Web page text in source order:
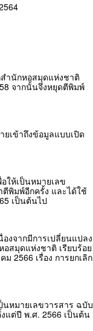
สำนักหอสมุดแห่งชาติ
จากนั้นจึงหยุดตีพิมพ์
ยเข้าถึงข้อมูลแบบเปิด
ให้เป็นหมายเลข
พิมพ์อีกครั้ง และได้ใช้
เป็นต้นไป
องจากมีการเปลี่ยนแปลง
สมุดแห่งชาติ เรียบร้อย
2566 เรื่อง การยกเลิก
นหมายเลขวารสาร ฉบับ
แต่ปี พ.ศ. 2566 เป็นต้น